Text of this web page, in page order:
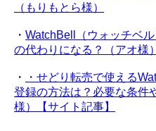
（もりもとら様）
・ WatchBell（ウォッチベ
の代わりになる？（アオ様）
・
・せどり転売で使える
登録の方法は？必要な条件
様）【サイト記事】